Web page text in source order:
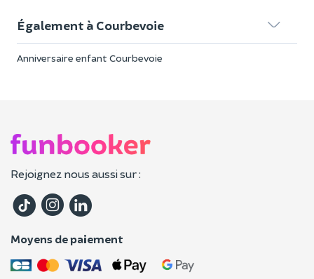
Également à Courbevoie
Anniversaire enfant Courbevoie
Rejoignez nous aussi sur :
Moyens de paiement